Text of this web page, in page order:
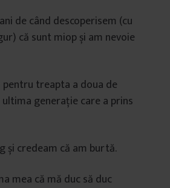
de când descoperisem (cu
că sunt miop și am nevoie
treapta a doua de
generație care a prins
și credeam că am burtă.
mea că mă duc să duc